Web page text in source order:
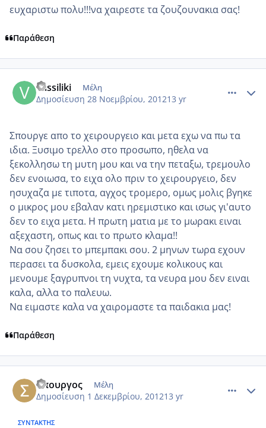
ευχαριστω πολυ!!!να χαιρεστε τα ζουζουνακια σας!
Παράθεση
vassiliki Μέλη
Δημοσίευση 28 Νοεμβρίου, 201213 yr
Σπουργε απο το χειρουργειο και μετα εχω να πω τα
ιδια. Ξυσιμο τρελλο στο προσωπο, ηθελα να
ξεκολλησω τη μυτη μου και να την πεταξω, τρεμουλο
δεν ενοιωσα, το ειχα ολο πριν το χειρουργειο, δεν
ησυχαζα με τιποτα, αγχος τρομερο, ομως μολις βγηκε
ο μικρος μου εβαλαν κατι ηρεμιστικο και ισως γι'αυτο
δεν το ειχα μετα. Η πρωτη ματια με το μωρακι ειναι
αξεχαστη, οπως και το πρωτο κλαμα!!
Να σου ζησει το μπεμπακι σου. 2 μηνων τωρα εχουν
περασει τα δυσκολα, εμεις εχουμε κολικους και
μενουμε ξαγρυπνοι τη νυχτα, τα νευρα μου δεν ειναι
καλα, αλλα το παλευω.
Να ειμαστε καλα να χαιρομαστε τα παιδακια μας!
Παράθεση
σπουργος Μέλη
Δημοσίευση 1 Δεκεμβρίου, 201213 yr
ΣΥΝΤΆΚΤΗΣ